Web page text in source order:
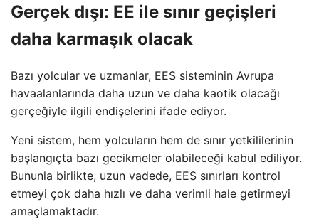
Gerçek dışı: EE ile sınır geçişleri
daha karmaşık olacak
Bazı yolcular ve uzmanlar, EES sisteminin Avrupa
havaalanlarında daha uzun ve daha kaotik olacağı
gerçeğiyle ilgili endişelerini ifade ediyor.
Yeni sistem, hem yolcuların hem de sınır yetkililerinin
başlangıçta bazı gecikmeler olabileceği kabul ediliyor.
Bununla birlikte, uzun vadede, EES sınırları kontrol
etmeyi çok daha hızlı ve daha verimli hale getirmeyi
amaçlamaktadır.